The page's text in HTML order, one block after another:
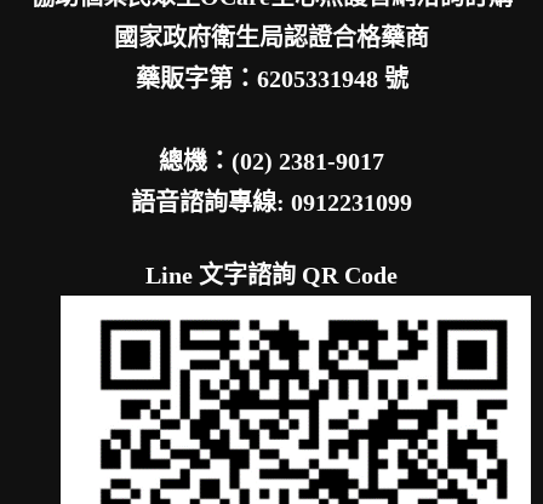
國家政府衛生局認證合格藥商
藥販字第：6205331948 號
總機：(02) 2381-9017
語音諮詢專線: 0912231099
Line 文字諮詢 QR Code